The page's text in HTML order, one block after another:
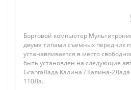
Бортовой компьютер
двумя типами съемных передних
устанавливается в место
быть установлен на следующие
GrantaЛада Калина / Калина-
110Ла..